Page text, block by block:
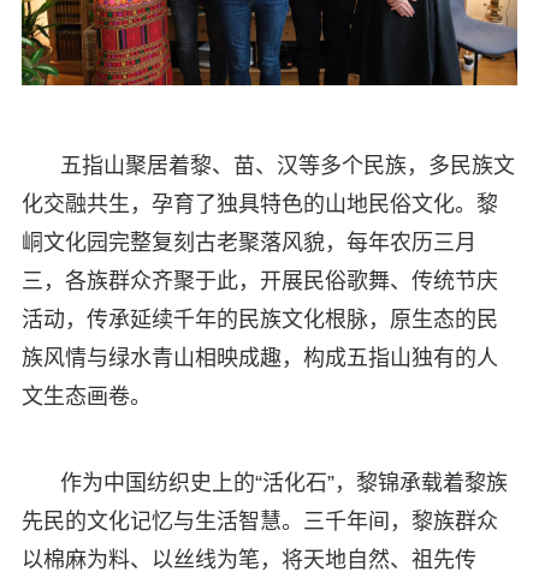
五指山聚居着黎、苗、汉等多个民族，多民族文
化交融共生，孕育了独具特色的山地民俗文化。黎
峒文化园完整复刻古老聚落风貌，每年农历三月
三，各族群众齐聚于此，开展民俗歌舞、传统节庆
活动，传承延续千年的民族文化根脉，原生态的民
族风情与绿水青山相映成趣，构成五指山独有的人
文生态画卷。
作为中国纺织史上的“活化石”，黎锦承载着黎族
先民的文化记忆与生活智慧。三千年间，黎族群众
以棉麻为料、以丝线为笔，将天地自然、祖先传